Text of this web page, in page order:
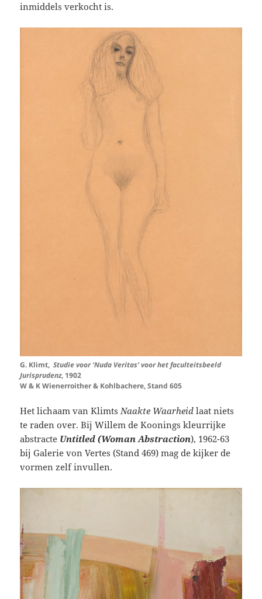
inmiddels verkocht is.
G. Klimt,Studie voor ‘Nuda Veritas’ voor het faculteitsbeeld
Jurisprudenz, 1902
W & K Wienerroither & Kohlbachere, Stand 605
Het lichaam van KlimtsNaakte Waarheid laat niets
te raden over. Bij Willem de Koonings kleurrijke
abstracte Untitled (Woman Abstraction), 1962-63
bij Galerie von Vertes (Stand 469) mag de kijker de
vormen zelf invullen.